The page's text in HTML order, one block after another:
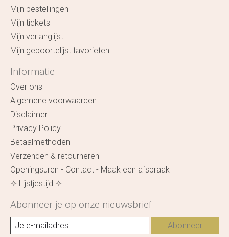
Mijn bestellingen
Mijn tickets
Mijn verlanglijst
Mijn geboortelijst favorieten
Informatie
Over ons
Algemene voorwaarden
Disclaimer
Privacy Policy
Betaalmethoden
Verzenden & retourneren
Openingsuren - Contact - Maak een afspraak
✧ Lijstjestijd ✧
Abonneer je op onze nieuwsbrief
Abonneer